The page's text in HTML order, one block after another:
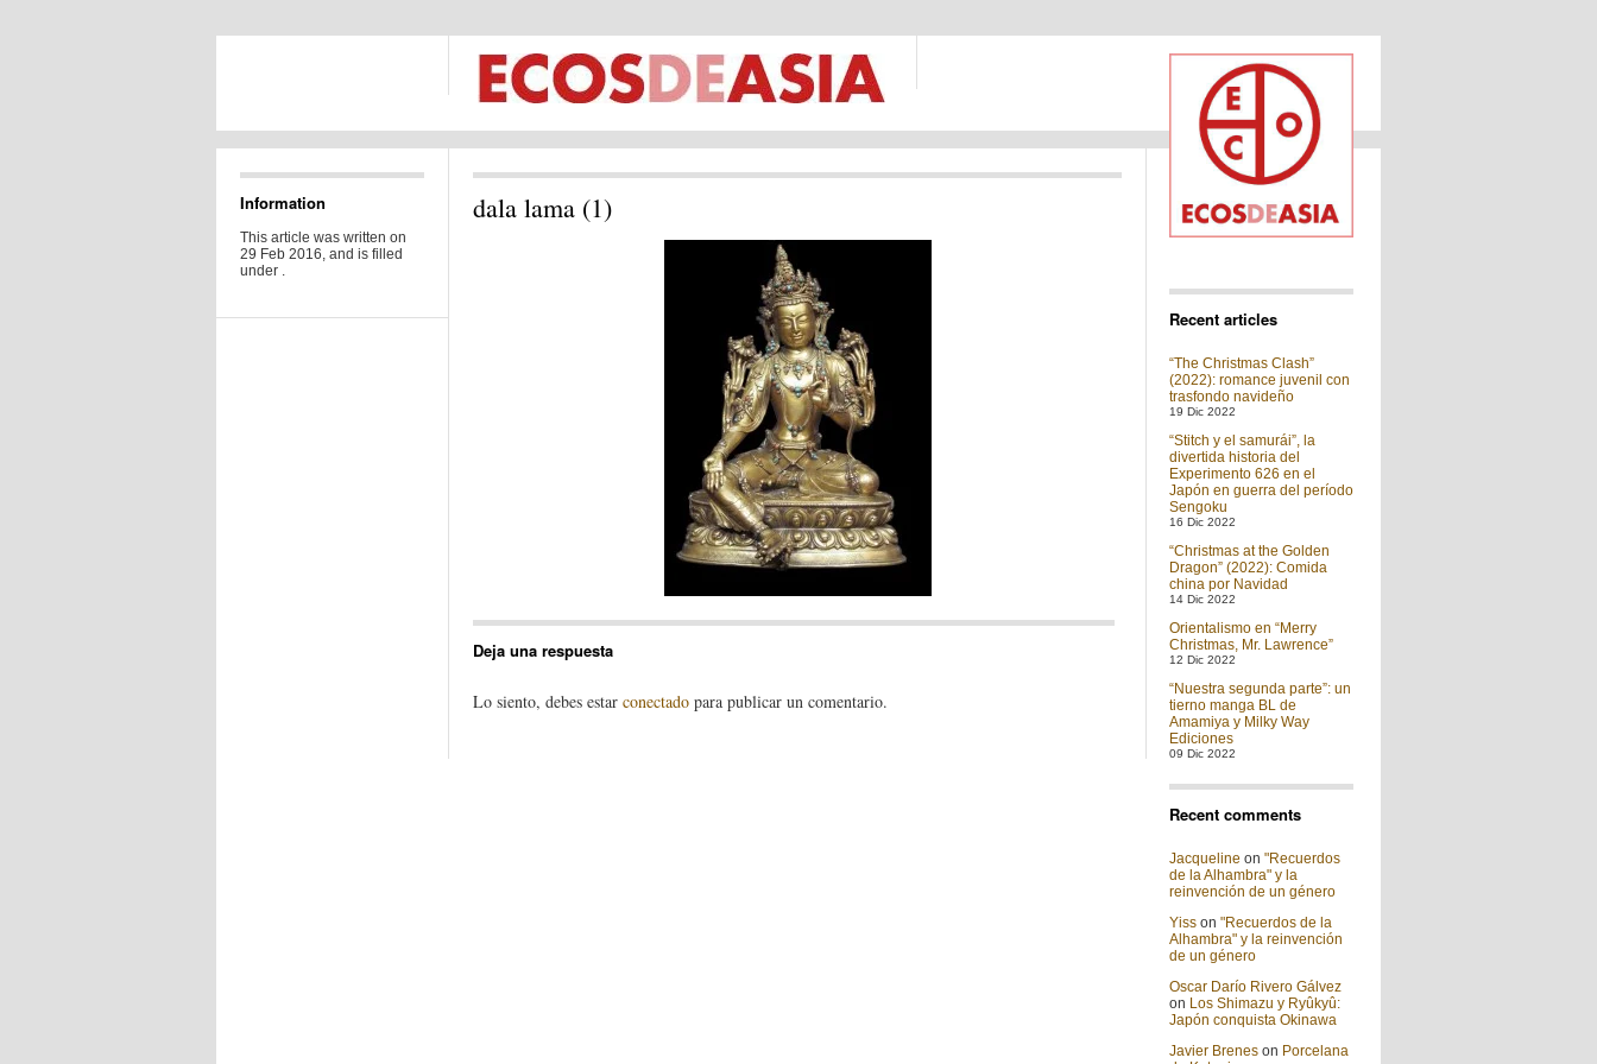
Information
This article was written on
29 Feb 2016, and is filled
under .
dala lama (1)
Deja una respuesta
Lo siento, debes estar conectado para publicar un comentario.
Recent articles
“The Christmas Clash”
(2022): romance juvenil con
trasfondo navideño
19 Dic 2022
“Stitch y el samurái”, la
divertida historia del
Experimento 626 en el
Japón en guerra del período
Sengoku
16 Dic 2022
“Christmas at the Golden
Dragon” (2022): Comida
china por Navidad
14 Dic 2022
Orientalismo en “Merry
Christmas, Mr. Lawrence”
12 Dic 2022
“Nuestra segunda parte”: un
tierno manga BL de
Amamiya y Milky Way
Ediciones
09 Dic 2022
Recent comments
Jacqueline on "Recuerdos
de la Alhambra" y la
reinvención de un género
Yiss on "Recuerdos de la
Alhambra" y la reinvención
de un género
Oscar Darío Rivero Gálvez
on Los Shimazu y Ryûkyû:
Japón conquista Okinawa
Javier Brenes on Porcelana